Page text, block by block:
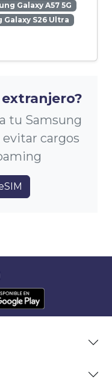
Galaxy A57 5G
Galaxy S26 Ultra
tu Samsung
evitar cargos